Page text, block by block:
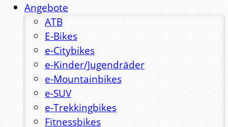
Angebote
ATB
E-Bikes
e-Citybikes
e-Kinder/Jugendräder
e-Mountainbikes
e-SUV
e-Trekkingbikes
Fitnessbikes